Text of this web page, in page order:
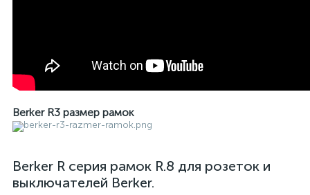
Berker R3 размер рамок
Berker R серия рамок R.8 для розеток и
выключателей Berker.